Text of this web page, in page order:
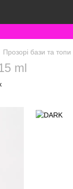
Прозорі бази та
ml